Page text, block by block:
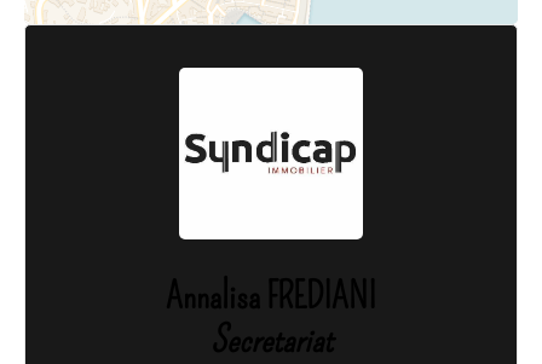
Annalisa FREDIANI
Secretariat